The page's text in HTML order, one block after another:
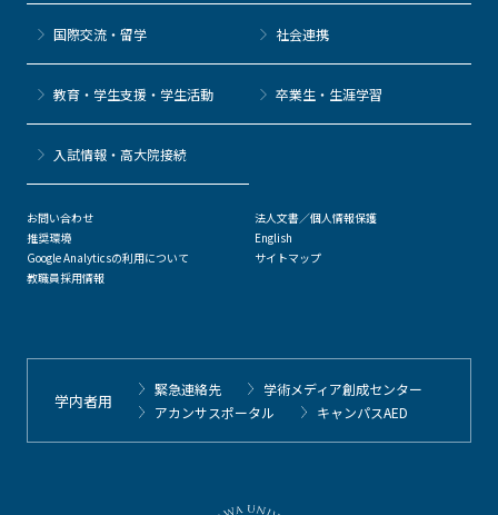
国際交流・留学 社会連携
教育・学生支援・学生活動 卒業生・生涯学習
⼊試情報・高大院接続
お問い合わせ
推奨環境
Google Analyticsの利用について
教職員採用情報
法人文書／個人情報保護
English
サイトマップ
学内者用
緊急連絡先
学術メディア創成センター
アカンサスポータル
キャンパスAED